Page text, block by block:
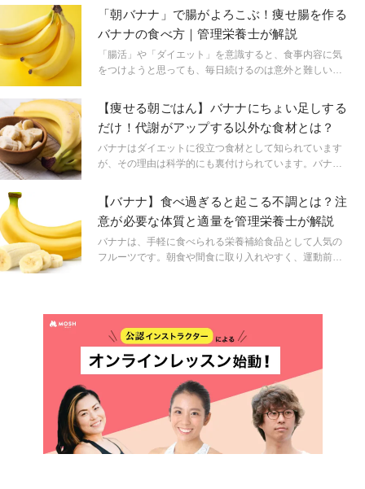
うか。一方で「体にいいから」「お菓子よりヘルシーだ
から」となんとなく食べ続けていると、食べ方によって
は糖質の摂り過ぎや栄養バランスの偏りにつながる場合
があります。今回は、毎日バナナを食べている人が見落
としやすい落とし穴と、健康的に取り入れるコツを管理
「朝バナナ」で腸がよろこぶ！痩せ腸を作る
バナナの食べ方｜管理栄養士が解説
「腸活」や「ダイエット」を意識すると、食事内容に気
をつけようと思っても、毎日続けるのは意外と難しいも
すると、いつの間にか挫折してしまうことも少なくあり
ません。そんな中で注目したいのが、手軽に取り入れら
れる定番フルーツ「バナナ」です。実は、バナナは食べ
方やタイミングを少し意識するだけで、腸内環境を整
え、太りにくい“痩せ腸”づくりをサポートしてくれる果
よろこばせるためのポイントを、エビデンスを交えなが
らわかりやすく解説します。
【痩せる朝ごはん】バナナにちょい足しする
だけ！代謝がアップする以外な食材とは？
バナナはダイエットに役立つ食材として知られています
が、その理由は科学的にも裏付けられています。バナナ
動後の回復や体脂肪の燃焼に役立ちます。さらに、ある
食品をプラスすることで、タンパク質摂取量が増え、筋
肉の合成が促進され、基礎代謝が向上します。この組み
合わせは、健康的な体重管理に最適な朝食となります。
【バナナ】食べ過ぎると起こる不調とは？注
意が必要な体質と適量を管理栄養士が解説
バナナは、手軽に食べられる栄養補給食品として人気の
フルーツです。朝食や間食に取り入れやすく、運動前後
回は、バナナを食べ過ぎることによって起こりやすい不
調や、注意が必要な体質について管理栄養士が解説しま
す。